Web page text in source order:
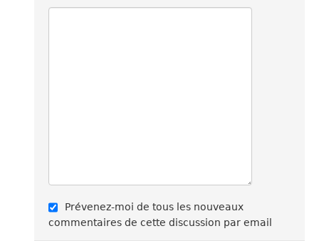
Prévenez-moi de tous les nouveaux
commentaires de cette discussion par email